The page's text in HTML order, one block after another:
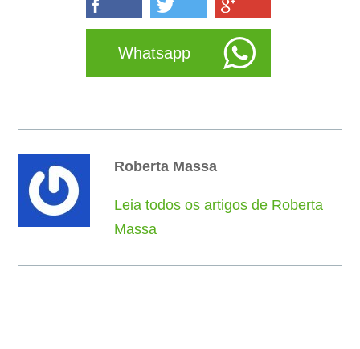
Whatsapp
Roberta Massa
Leia todos os artigos de Roberta
Massa